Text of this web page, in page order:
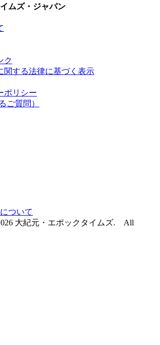
ムズ・ジャパン
ク
関する法律に基づく表示
ポリシー
ご質問）
ついて
大紀元・エポックタイムズ. All